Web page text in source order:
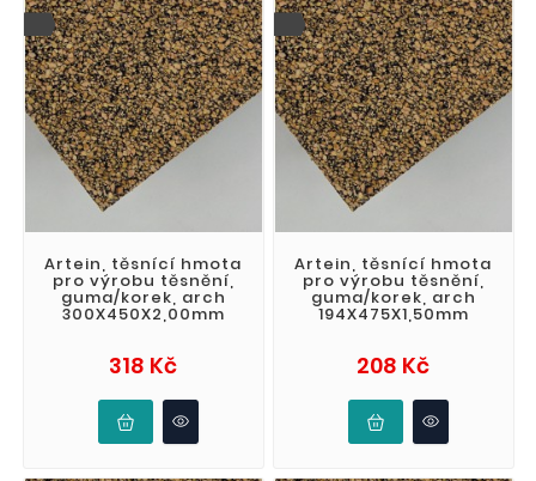
Artein, těsnící hmota
pro výrobu těsnění,
guma/korek, arch
300X450X2,00mm
318 KčCena
Artein, těsnící hmota
pro výrobu těsnění,
guma/korek, arch
194X475X1,50mm
208 KčCena